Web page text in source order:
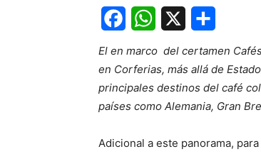
El en marco del certamen
en Corferias, más allá de
principales destinos del café
países como Alemania, Gran
Adicional a este panorama,